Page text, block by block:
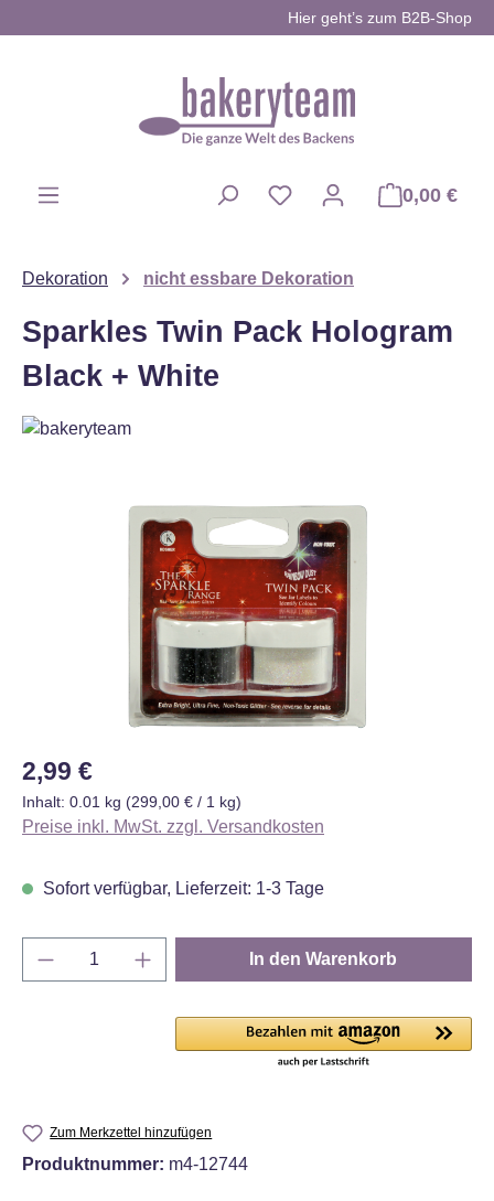
Hier geht’s zum B2B-Shop
0,00 €
Dekoration nicht essbare Dekoration
Sparkles Twin Pack Hologram
Black + White
Regulärer Preis:
2,99 €
Inhalt: 0.01 kg (299,00 € / 1 kg)
Preise inkl. MwSt. zzgl. Versandkosten
Sofort verfügbar, Lieferzeit: 1-3 Tage
Produkt Anzahl: Gib den gewünschten
In den Warenkorb
Zum Merkzettel hinzufügen
Produktnummer: m4-12744